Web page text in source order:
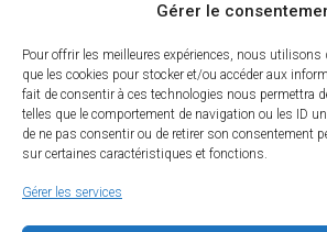
Gérer le
Pour offrir les meilleures expériences, nous utilisons
que les cookies pour stocker et/ou accéder aux
fait de consentir à ces technologies nous permettra
telles que le comportement de navigation ou les ID
de ne pas consentir ou de retirer son consentement
sur certaines caractéristiques et fonctions.
Gérer les services
VOUS POURRIEZ ÊTRE INTÉRESSÉ
PAR...